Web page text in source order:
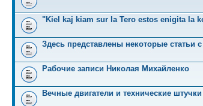
"Kiel kaj kiam sur la Tero estos enigita la
Здесь представлены некоторые статьи
Рабочие записи Николая Михайленко
Вечные двигатели и технические штучки